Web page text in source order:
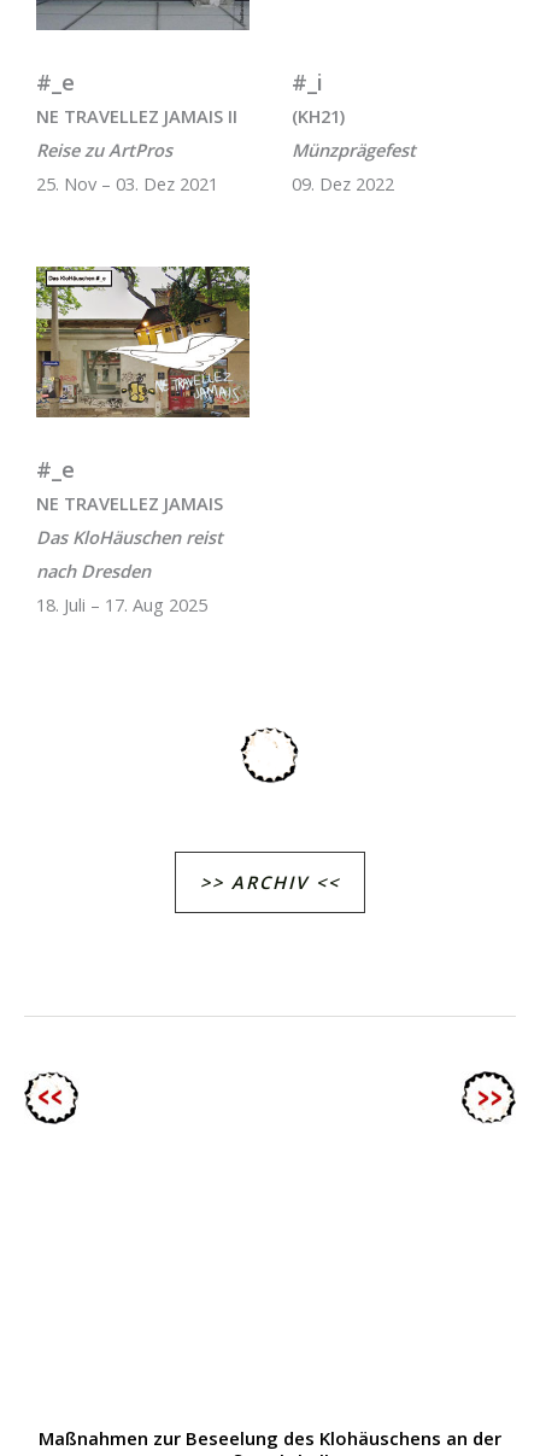
#_e
NE TRAVELLEZ JAMAIS II
Reise zu ArtPros
25. Nov – 03. Dez 2021
#_i
(KH21)
Münzprägefest
09. Dez 2022
#_e
NE TRAVELLEZ JAMAIS
Das KloHäuschen reist
nach Dresden
18. Juli – 17. Aug 2025
>> ARCHIV <<
Maßnahmen zur Beseelung des Klohäuschens an der